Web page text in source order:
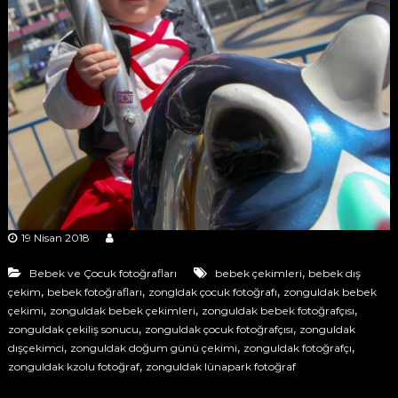
ğ
r
a
f
ç
ı
s
ı
M
o
r
o
t
o
ğ
r
a
s
ı
M
o
r
F
o
t
o
ğ
a
f
ç
p
r
o
f
e
19 Nisan 2018
Bebek ve Çocuk fotoğrafları bebek çekimleri, bebek dış
çekim, bebek fotoğrafları, zongldak çocuk fotoğrafı, zonguldak bebek
çekimi, zonguldak bebek çekimleri, zonguldak bebek fotoğrafçısı,
zonguldak çekiliş sonucu, zonguldak çocuk fotoğrafçısı, zonguldak
dışçekimci, zonguldak doğum günü çekimi, zonguldak fotoğrafçı,
zonguldak kzolu fotoğraf, zonguldak lünapark fotoğraf